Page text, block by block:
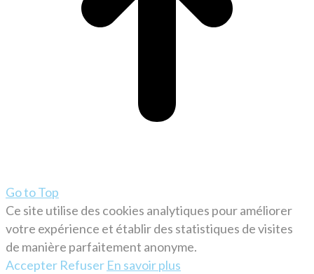
Go to Top
Ce site utilise des cookies analytiques pour améliorer
votre expérience et établir des statistiques de visites
de manière parfaitement anonyme.
Accepter Refuser En savoir plus